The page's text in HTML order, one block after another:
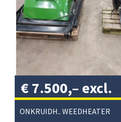
€ 7.500,– excl.
btw/